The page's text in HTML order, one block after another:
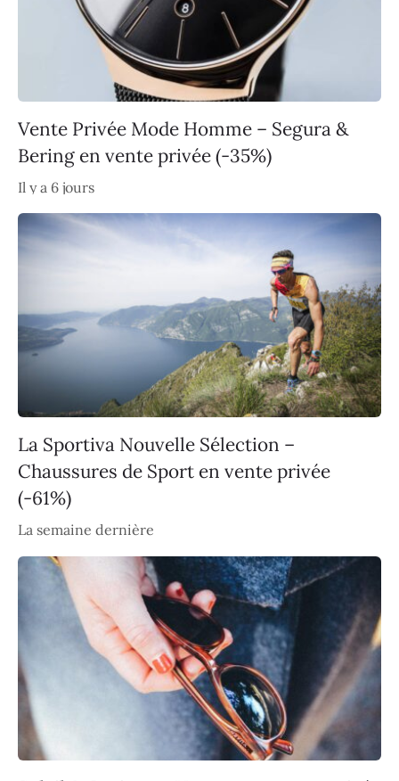
Vente Privée Mode Homme – Segura &
Bering en vente privée (-35%)
Il y a 6 jours
La Sportiva Nouvelle Sélection –
Chaussures de Sport en vente privée
(-61%)
La semaine dernière